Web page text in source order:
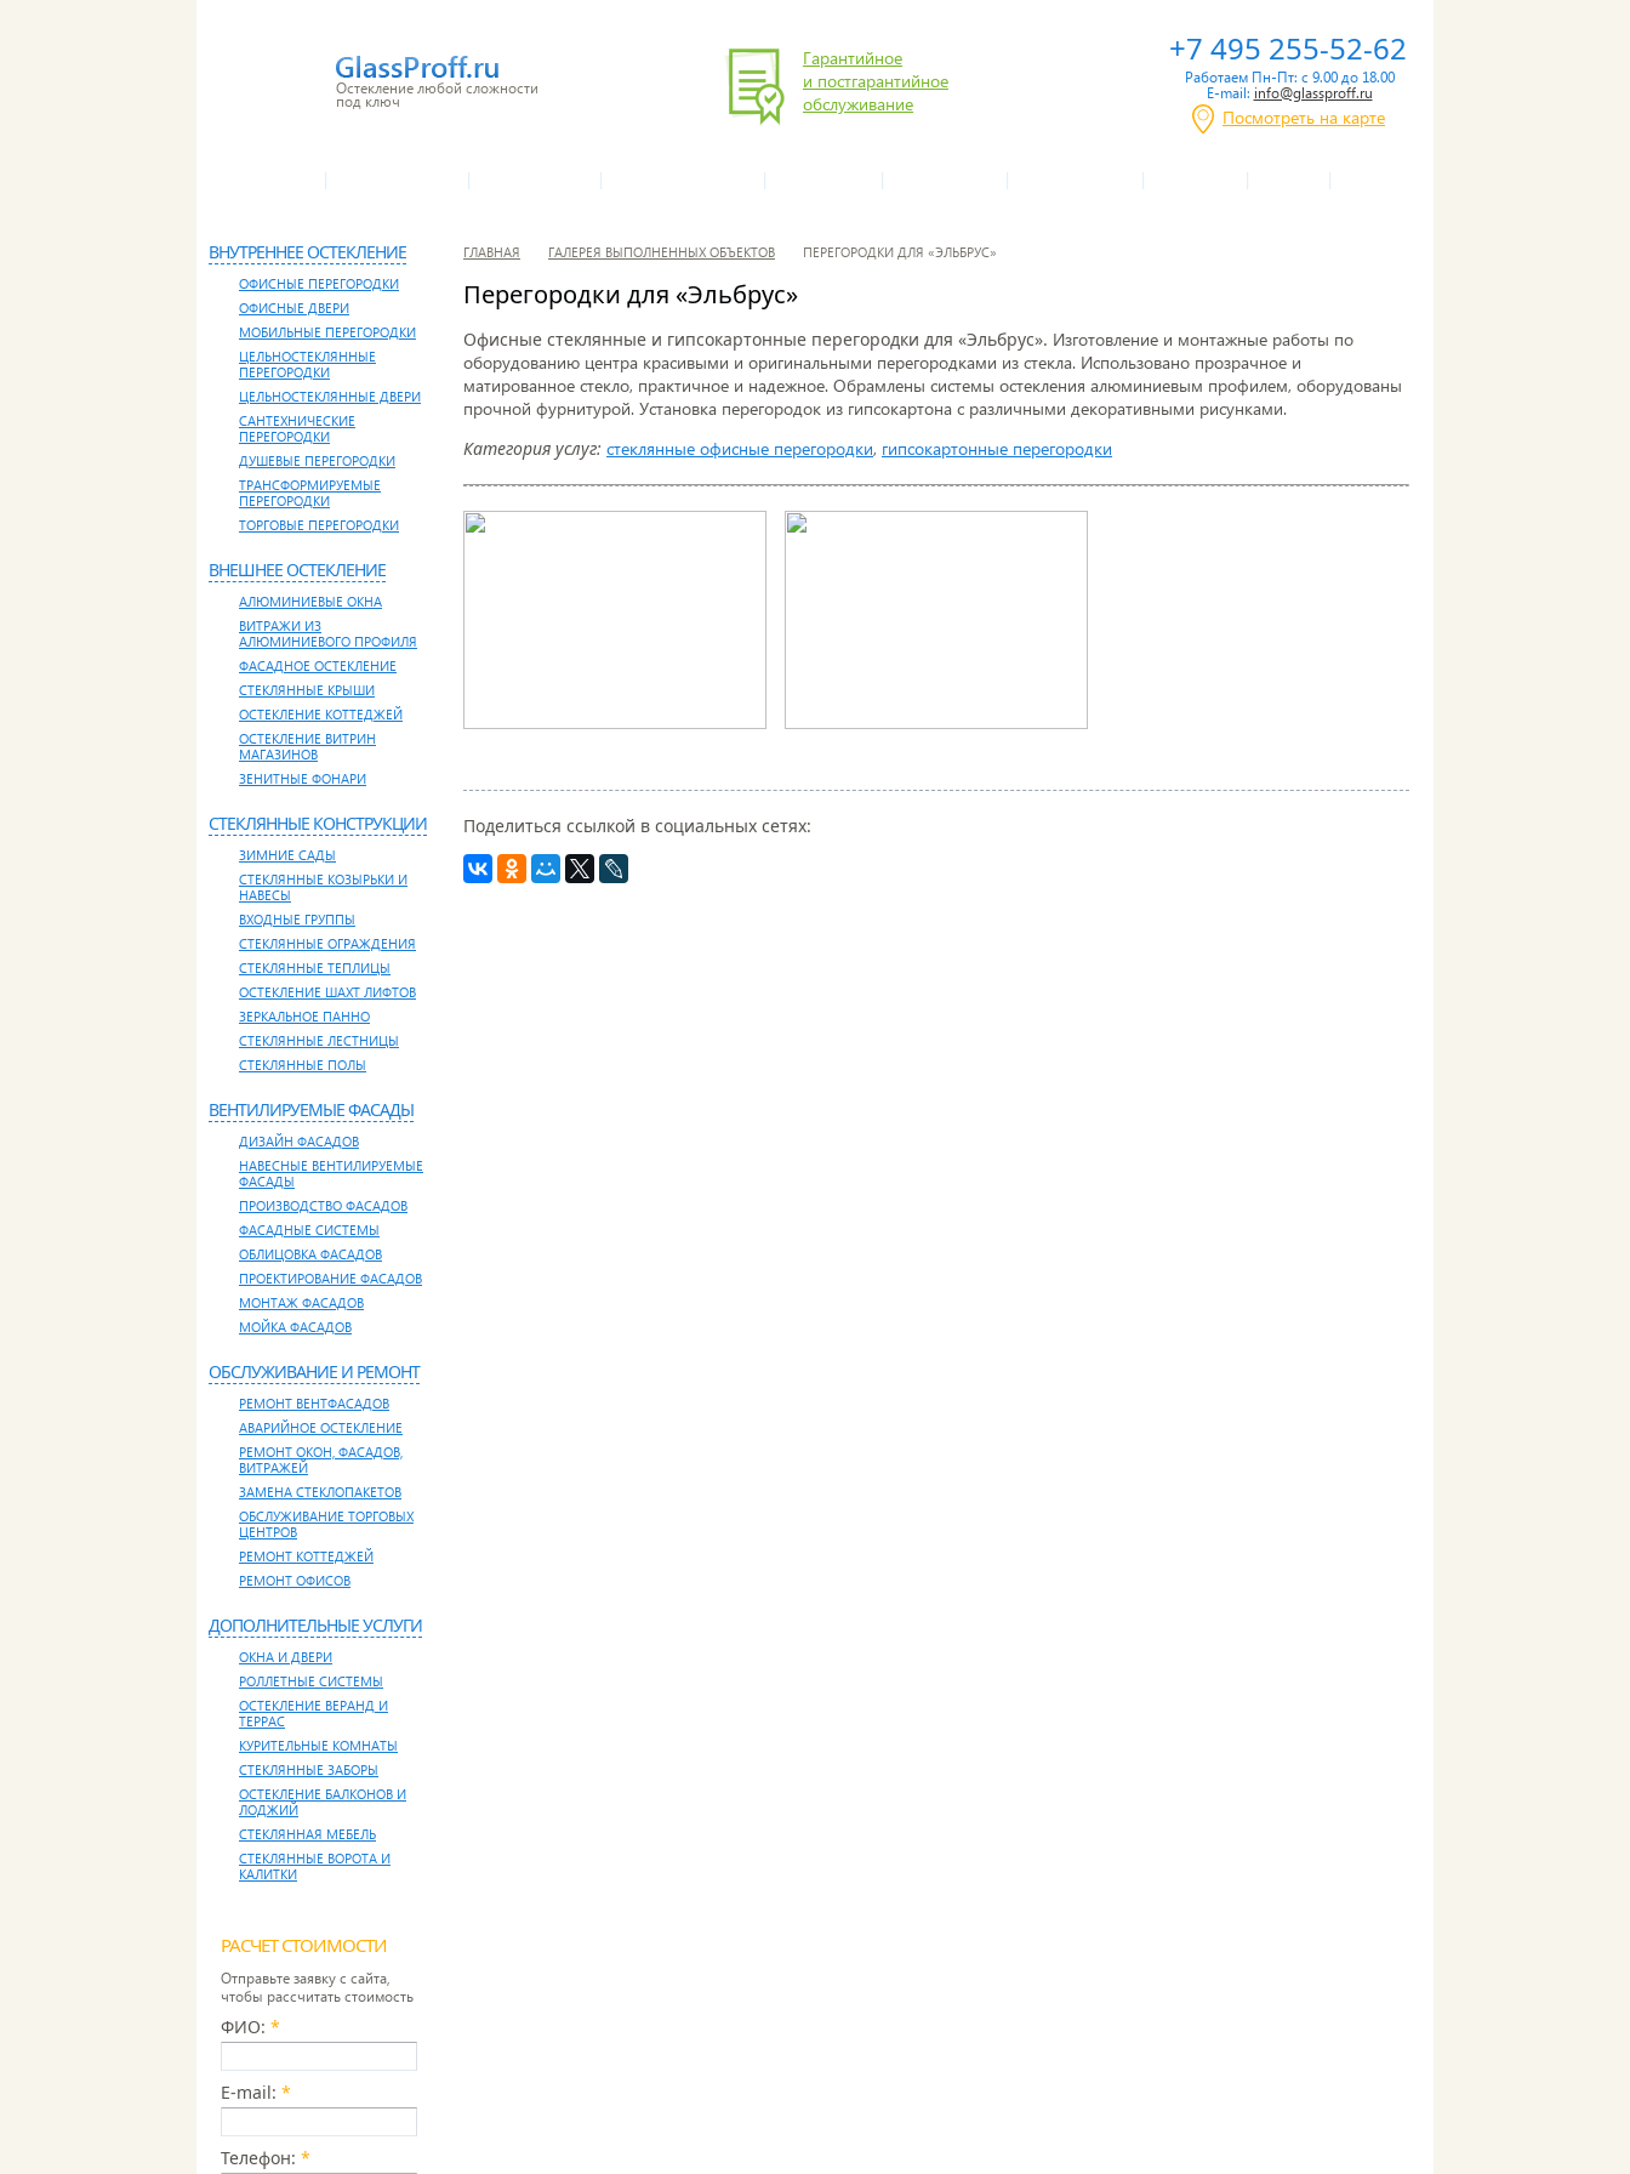
Остекление любой сложности
под ключ
Гарантийное
и постгарантийное
обслуживание
+7 495 255-52-62
Работаем Пн-Пт: с 9.00 до 18.00
E-mail: info@glassproff.ru
Посмотреть на карте
| | | | | | | | |
ВНУТРЕННЕЕ ОСТЕКЛЕНИЕ
ОФИСНЫЕ ПЕРЕГОРОДКИ
ОФИСНЫЕ ДВЕРИ
МОБИЛЬНЫЕ ПЕРЕГОРОДКИ
ЦЕЛЬНОСТЕКЛЯННЫЕ
ПЕРЕГОРОДКИ
ЦЕЛЬНОСТЕКЛЯННЫЕ ДВЕРИ
САНТЕХНИЧЕСКИЕ
ПЕРЕГОРОДКИ
ДУШЕВЫЕ ПЕРЕГОРОДКИ
ТРАНСФОРМИРУЕМЫЕ
ПЕРЕГОРОДКИ
ТОРГОВЫЕ ПЕРЕГОРОДКИ
ВНЕШНЕЕ ОСТЕКЛЕНИЕ
АЛЮМИНИЕВЫЕ ОКНА
ВИТРАЖИ ИЗ
АЛЮМИНИЕВОГО ПРОФИЛЯ
ФАСАДНОЕ ОСТЕКЛЕНИЕ
СТЕКЛЯННЫЕ КРЫШИ
ОСТЕКЛЕНИЕ КОТТЕДЖЕЙ
ОСТЕКЛЕНИЕ ВИТРИН
МАГАЗИНОВ
ЗЕНИТНЫЕ ФОНАРИ
СТЕКЛЯННЫЕ КОНСТРУКЦИИ
ЗИМНИЕ САДЫ
СТЕКЛЯННЫЕ КОЗЫРЬКИ И
НАВЕСЫ
ВХОДНЫЕ ГРУППЫ
СТЕКЛЯННЫЕ ОГРАЖДЕНИЯ
СТЕКЛЯННЫЕ ТЕПЛИЦЫ
ОСТЕКЛЕНИЕ ШАХТ ЛИФТОВ
ЗЕРКАЛЬНОЕ ПАННО
СТЕКЛЯННЫЕ ЛЕСТНИЦЫ
СТЕКЛЯННЫЕ ПОЛЫ
ВЕНТИЛИРУЕМЫЕ ФАСАДЫ
ДИЗАЙН ФАСАДОВ
НАВЕСНЫЕ ВЕНТИЛИРУЕМЫЕ
ФАСАДЫ
ПРОИЗВОДСТВО ФАСАДОВ
ФАСАДНЫЕ СИСТЕМЫ
ОБЛИЦОВКА ФАСАДОВ
ПРОЕКТИРОВАНИЕ ФАСАДОВ
МОНТАЖ ФАСАДОВ
МОЙКА ФАСАДОВ
ОБСЛУЖИВАНИЕ И РЕМОНТ
РЕМОНТ ВЕНТФАСАДОВ
АВАРИЙНОЕ ОСТЕКЛЕНИЕ
РЕМОНТ ОКОН, ФАСАДОВ,
ВИТРАЖЕЙ
ЗАМЕНА СТЕКЛОПАКЕТОВ
ОБСЛУЖИВАНИЕ ТОРГОВЫХ
ЦЕНТРОВ
РЕМОНТ КОТТЕДЖЕЙ
РЕМОНТ ОФИСОВ
ДОПОЛНИТЕЛЬНЫЕ УСЛУГИ
ОКНА И ДВЕРИ
РОЛЛЕТНЫЕ СИСТЕМЫ
ОСТЕКЛЕНИЕ ВЕРАНД И
ТЕРРАС
КУРИТЕЛЬНЫЕ КОМНАТЫ
СТЕКЛЯННЫЕ ЗАБОРЫ
ОСТЕКЛЕНИЕ БАЛКОНОВ И
ЛОДЖИЙ
СТЕКЛЯННАЯ МЕБЕЛЬ
СТЕКЛЯННЫЕ ВОРОТА И
КАЛИТКИ
РАСЧЕТ СТОИМОСТИ
Отправьте заявку с сайта,
чтобы рассчитать стоимость
ФИО: *
E-mail: *
Телефон: *
ГЛАВНАЯ ГАЛЕРЕЯ ВЫПОЛНЕННЫХ ОБЪЕКТОВ ПЕРЕГОРОДКИ ДЛЯ «ЭЛЬБРУС»
Перегородки для «Эльбрус»
Офисные стеклянные и гипсокартонные перегородки для «Эльбрус». Изготовление и монтажные работы по
оборудованию центра красивыми и оригинальными перегородками из стекла. Использовано прозрачное и
матированное стекло, практичное и надежное. Обрамлены системы остекления алюминиевым профилем, оборудованы
прочной фурнитурой. Установка перегородок из гипсокартона с различными декоративными рисунками.
Категория услуг: стеклянные офисные перегородки, гипсокартонные перегородки
Поделиться ссылкой в социальных сетях: